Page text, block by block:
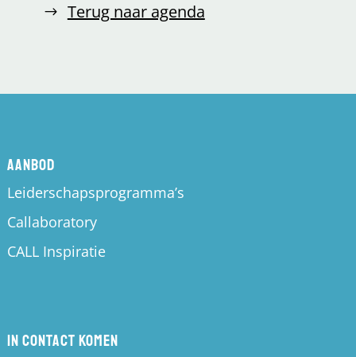
Terug naar agenda
Aanbod
Leiderschapsprogramma’s
Callaboratory
CALL Inspiratie
In contact komen